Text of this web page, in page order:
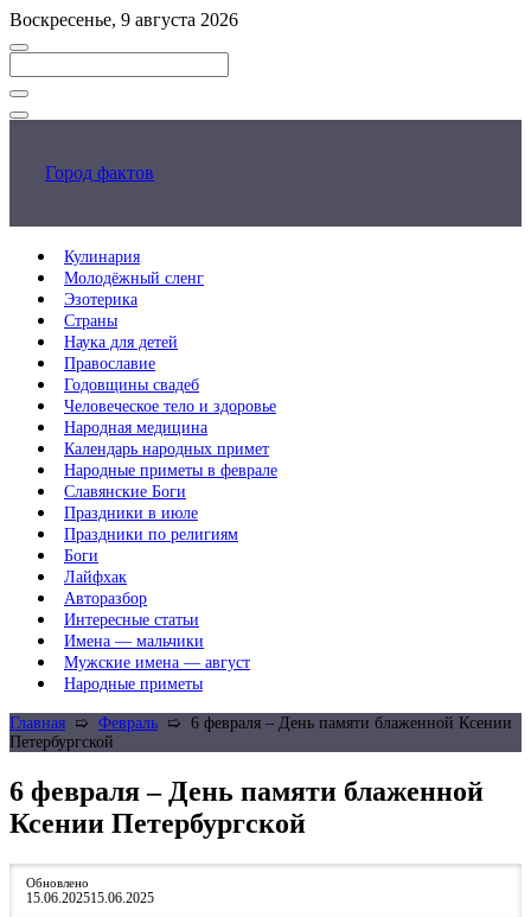
Перейти
к
контенту
Воскресенье, 9 августа 2026
Закрыть
Город фактов
Кулинария
Молодёжный сленг
Эзотерика
Страны
Наука для детей
Православие
Годовщины свадеб
Человеческое тело и здоровье
Народная медицина
Календарь народных примет
Народные приметы в феврале
Славянские Боги
Праздники в июле
Праздники по религиям
Боги
Лайфхак
Авторазбор
Интересные статьи
Имена — мальчики
Мужские имена — август
Народные приметы
Главная ➯ Февраль ➯ 6 февраля – День памяти блаженной Ксении
Петербургской
6 февраля – День памяти блаженной
Ксении Петербургской
Обновлено
15.06.202515.06.2025